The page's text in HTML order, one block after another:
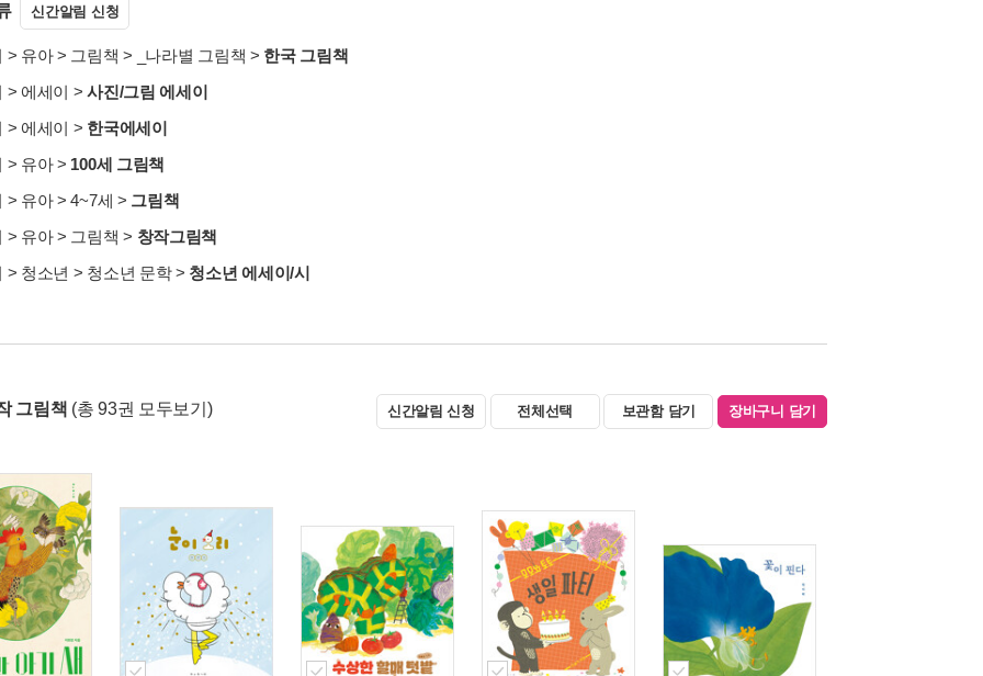
신간알림 신청
> 유아> 그림책 > _나라별 그림책 > 한국 그림책
> 에세이 >사진/그림 에세이
> 에세이 > 한국에세이
> 유아> 100세 그림책
> 유아>4~7세 > 그림책
> 유아> 그림책 > 창작그림책
> 청소년 > 청소년 문학> 청소년 에세이/시
그림책 (총 93권 모두보기) 신간알림 신청 전체선택 보관함 담기 장바구니 담기